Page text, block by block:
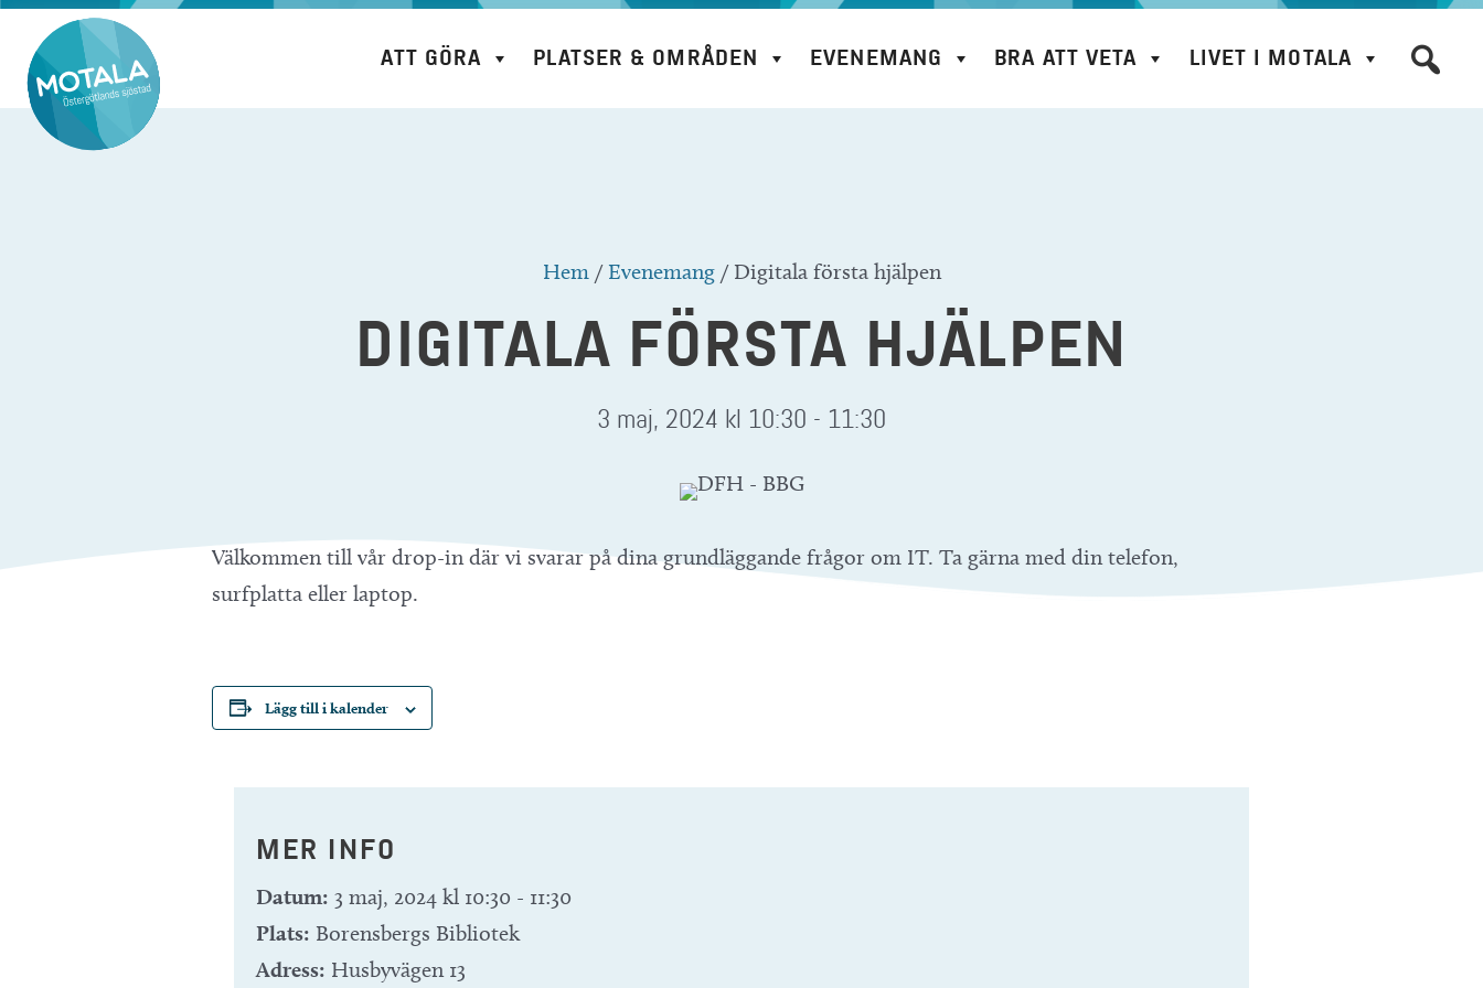
Hoppa
innehåll
ATT GÖRA PLATSER & OMRÅDEN EVENEMANG BRA ATT VETA LIVET I MOTALA
Hem /Evenemang/ Digitala första hjälpen
DIGITALA FÖRSTA HJÄLPEN
3 maj, 2024 kl 10:30 - 11:30
Välkommen till vår drop-in där vi svarar på dina grundläggande frågor om IT. Ta gärna med din telefon,
surfplatta eller laptop.
Lägg till i kalender
MER INFO
Datum: 3 maj, 2024 kl 10:30 - 11:30
Plats: Borensbergs Bibliotek
Adress: Husbyvägen 13